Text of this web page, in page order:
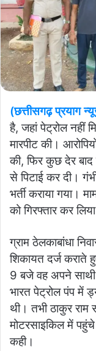
(छत्तीसगढ़ प्रयाग
है, जहां पेट्रोल नहीं
मारपीट की।
की, फिर कुछ देर बाद
से पिटाई कर दी।
भर्ती कराया गया।
को गिरफ्तार कर
ग्राम ठेलकाबांधा
शिकायत दर्ज कराते
9 बजे वह अपने
भारत पेट्रोल पंप में
थी। तभी ठाकुर राम
मोटरसाइकिल में
कही।